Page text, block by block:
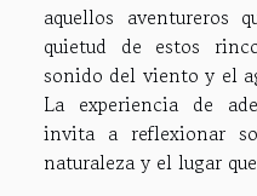
aquellos aventureros
quietud de estos
sonido del viento y el
La experiencia de
invita a reflexionar
naturaleza y el lugar